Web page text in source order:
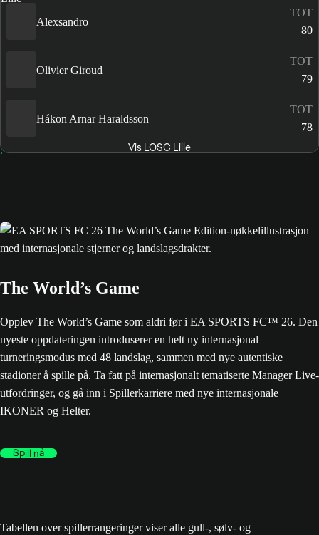
Alexsandro
TOT
80
Olivier Giroud
TOT
79
Hákon Arnar Haraldsson
TOT
78
Vis LOSC Lille
The World’s Game
Opplev The World’s Game som aldri før i EA SPORTS FC™ 26. Den
nyeste oppdateringen introduserer en helt ny internasjonal
turneringsmodus med 48 landslag, sammen med nye autentiske
stadioner å spille på. Ta fatt på internasjonalt tematiserte Manager Live-
utfordringer, og gå inn i Spillerkarriere med nye internasjonale
IKONER og Helter.
Spill nå
Tabellen over spillerrangeringer viser alle gull-, sølv- og